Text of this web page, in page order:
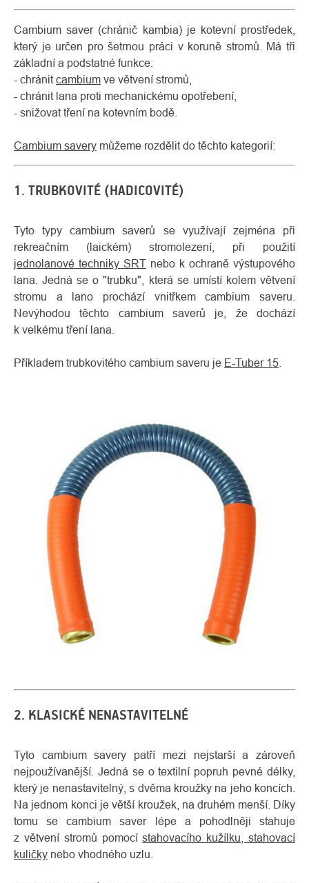
Cambium saver (chránič kambia) je kotevní prostředek,
který je určen pro šetrnou práci v koruně stromů. Má tři
základní a podstatné funkce:
- chránitcambium ve větvení stromů,
- chránit lana proti mechanickému opotřebení,
- snižovat tření na kotevním bodě.
Cambium savery můžeme rozdělit do těchto kategorií:
1. TRUBKOVITÉ (HADICOVITÉ)
Tyto typy cambium saverů se využívají zejména při
rekreačním (laickém) stromolezení, při použití
jednolanové techniky SRT nebo k ochraně výstupového
lana. Jedná se o "trubku", která se umístí kolem větvení
stromu a lano prochází vnitřkem cambium saveru.
Nevýhodou těchto cambium saverů je, že dochází
k velkému tření lana.
Příkladem trubkovitého cambium saveru je E-Tuber 15
2. KLASICKÉ NENASTAVITELNÉ
Tyto cambium savery patří mezi nejstarší a zároveň
nejpoužívanější. Jedná se o textilní popruh pevné délky,
který je nenastavitelný, s dvěma kroužky na jeho koncích.
Na jednom konci je větší kroužek, na druhém menší. Díky
tomu se cambium saver lépe a pohodlněji stahuje
z větvení stromů pomocístahovacího kužílku, stahovací
kuličky nebo vhodného uzlu.